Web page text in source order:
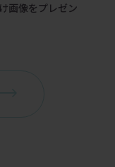
画像をプレゼン